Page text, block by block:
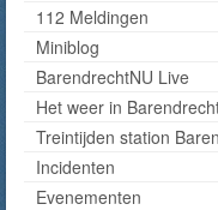
112 Meldingen
Miniblog
BarendrechtNU Live
Het weer in
Treintijden station
Incidenten
Evenementen